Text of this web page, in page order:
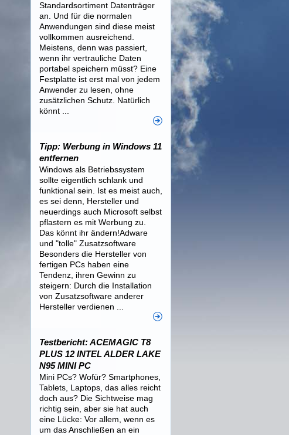
Standardsortiment Datenträger
an. Und für die normalen
Anwendungen sind diese meist
vollkommen ausreichend.
Meistens, denn was passiert,
wenn ihr vertrauliche Daten
portabel speichern müsst? Eine
Festplatte ist erst mal von jedem
Anwender zu lesen, ohne
zusätzlichen Schutz. Natürlich
könnt ...
Tipp: Werbung in Windows 11
entfernen
Windows als Betriebssystem
sollte eigentlich schlank und
funktional sein. Ist es meist auch,
es sei denn, Hersteller und
neuerdings auch Microsoft selbst
pflastern es mit Werbung zu.
Das könnt ihr ändern!Adware
und "tolle" Zusatzsoftware
Besonders die Hersteller von
fertigen PCs haben eine
Tendenz, ihren Gewinn zu
steigern: Durch die Installation
von Zusatzsoftware anderer
Hersteller verdienen ...
Testbericht: ACEMAGIC T8
PLUS 12 INTEL ALDER LAKE
N95 MINI PC
Mini PCs? Wofür? Smartphones,
Tablets, Laptops, das alles reicht
doch aus? Die Sichtweise mag
richtig sein, aber sie hat auch
eine Lücke: Vor allem, wenn es
um das Anschließen an ein